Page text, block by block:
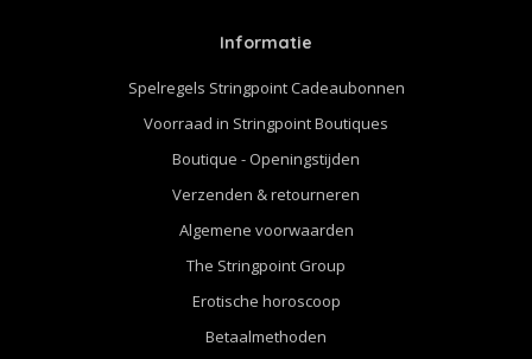
Informatie
Spelregels Stringpoint Cadeaubonnen
Voorraad in Stringpoint Boutiques
Boutique - Openingstijden
Verzenden & retourneren
Algemene voorwaarden
The Stringpoint Group
Erotische horoscoop
Betaalmethoden